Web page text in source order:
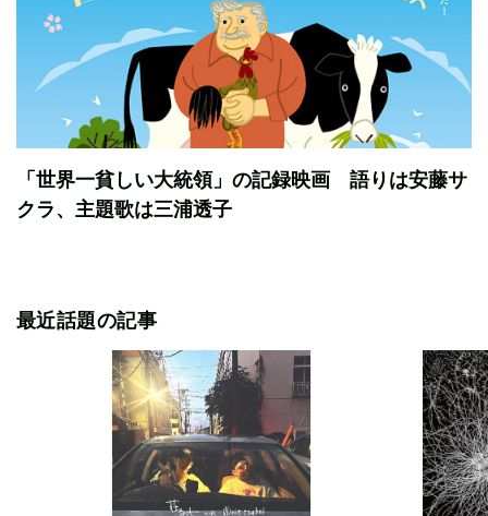
「世界一貧しい大統領」の記録映画 語りは安藤サ
クラ、主題歌は三浦透子
最近話題の記事